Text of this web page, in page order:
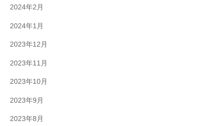
2024年2月
2024年1月
2023年12月
2023年11月
2023年10月
2023年9月
2023年8月